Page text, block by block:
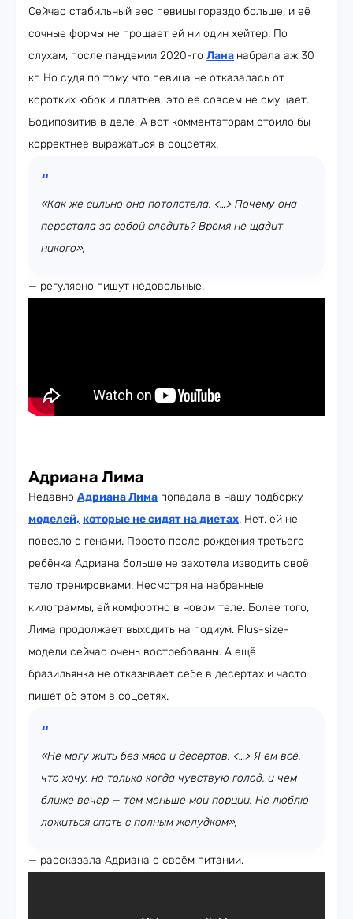
Сейчас стабильный вес певицы гораздо больше, и её
сочные формы не прощает ей ни один хейтер. По
слухам, после пандемии 2020-го Лана набрала аж 30
кг. Но судя по тому, что певица не отказалась от
коротких юбок и платьев, это её совсем не смущает.
Бодипозитив в деле! А вот комментаторам стоило бы
корректнее выражаться в соцсетях.
«Как же сильно она потолстела. <…> Почему она
перестала за собой следить? Время не щадит
никого»,
— регулярно пишут недовольные.
Адриана Лима
Недавно Адриана Лима попадала в нашу подборку
моделей, которые не сидят на диетах. Нет, ей не
повезло с генами. Просто после рождения третьего
ребёнка Адриана больше не захотела изводить своё
тело тренировками. Несмотря на набранные
килограммы, ей комфортно в новом теле. Более того,
Лима продолжает выходить на подиум. Plus-size-
модели сейчас очень востребованы. А ещё
бразильянка не отказывает себе в десертах и часто
пишет об этом в соцсетях.
«Не могу жить без мяса и десертов. <…> Я ем всё,
что хочу, но только когда чувствую голод, и чем
ближе вечер — тем меньше мои порции. Не люблю
ложиться спать с полным желудком»,
— рассказала Адриана о своём питании.